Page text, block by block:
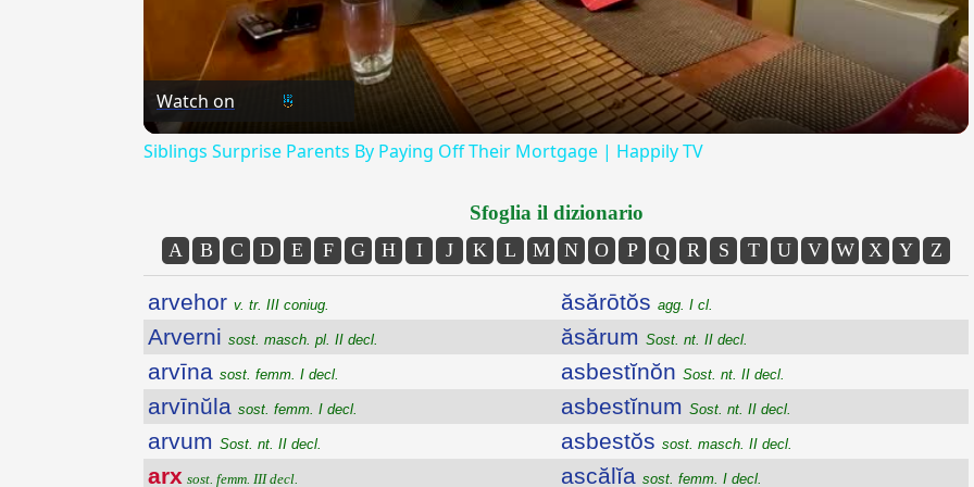
Watch on
Siblings Surprise Parents By Paying Off Their Mortgage | Happily TV
Sfoglia il dizionario
A B C D E F G H I J K L M N O P Q R S T U V W X Y Z
arvehor v. tr. III coniug.
Arverni sost. masch. pl. II decl.
arvīna sost. femm. I decl.
arvīnŭla sost. femm. I decl.
arvum Sost. nt. II decl.
arx sost. femm. III decl.
ăsărōtŏs agg. I cl.
ăsărum Sost. nt. II decl.
asbestĭnŏn Sost. nt. II decl.
asbestĭnum Sost. nt. II decl.
asbestŏs sost. masch. II decl.
ascălĭa sost. femm. I decl.